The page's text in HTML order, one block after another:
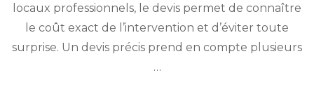
Marseille
?
locaux professionnels, le devis permet de connaître
le coût exact de l’intervention et d’éviter toute
surprise. Un devis précis prend en compte plusieurs
…